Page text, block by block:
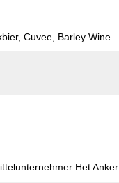
Cuvee, Barley Wine
Het Anker